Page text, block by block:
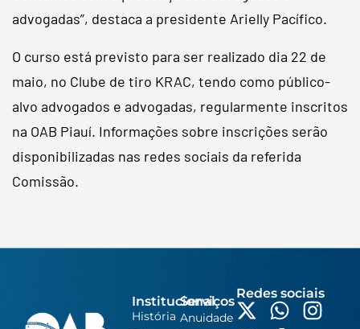
advogadas”, destaca a presidente Arielly Pacífico.
O curso está previsto para ser realizado dia 22 de
maio, no Clube de tiro KRAC, tendo como público-
alvo advogados e advogadas, regularmente inscritos
na OAB Piauí. Informações sobre inscrições serão
disponibilizadas nas redes sociais da referida
Comissão.
Institucional
História
Serviços
Anuidade
Redes sociais